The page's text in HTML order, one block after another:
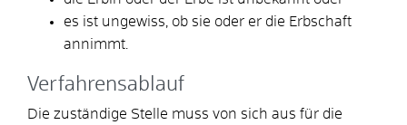
es ist ungewiss, ob sie oder er die Erbschaft
annimmt.
Verfahrensablauf
Die zuständige Stelle muss von sich aus für die